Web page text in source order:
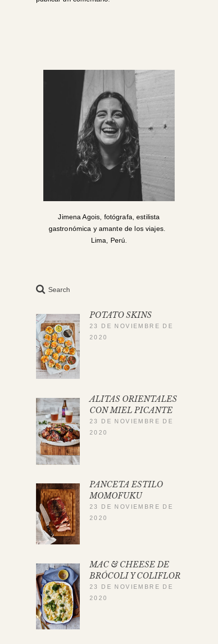
Jimena Agois, fotógrafa, estilista
gastronómica y amante de los viajes.
Lima, Perú.
Search
POTATO SKINS
23 DE NOVIEMBRE DE
2020
ALITAS ORIENTALES
CON MIEL PICANTE
23 DE NOVIEMBRE DE
2020
PANCETA ESTILO
MOMOFUKU
23 DE NOVIEMBRE DE
2020
MAC & CHEESE DE
BRÓCOLI Y COLIFLOR
23 DE NOVIEMBRE DE
2020